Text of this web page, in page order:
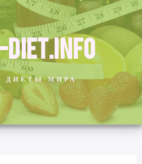
ДИЕТЫ МИРА